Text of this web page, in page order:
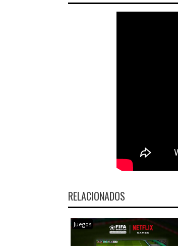
RELACIONADOS
Juegos